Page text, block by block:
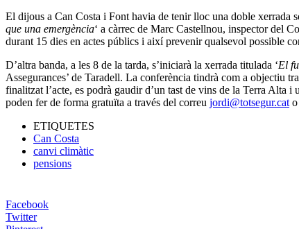
El dijous a Can Costa i Font havia de tenir lloc una doble xerrada
que una emergència‘ a càrrec de Marc Castellnou, inspector del
durant 15 dies en actes públics i així prevenir qualsevol possible
D’altra banda, a les 8 de la tarda, s’iniciarà la xerrada titulada ‘El
Assegurances’ de Taradell. La conferència tindrà com a objectiu
finalitzat l’acte, es podrà gaudir d’un tast de vins de la Terra Alta
poden fer de forma gratuïta a través del correu jordi@totsegur.cat
ETIQUETES
Can Costa
canvi climàtic
pensions
Facebook
Twitter